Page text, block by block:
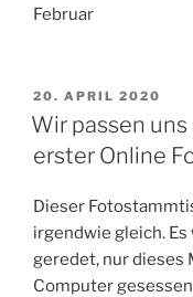
Februar
VERÖFFENTLICHT
AM
20. APRIL 2020
Wir passen
erster Online
Dieser
irgendwie gleich.
geredet, nur dieses
Computer